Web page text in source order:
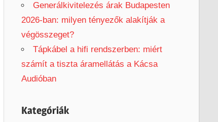
Generálkivitelezés árak Budapesten
2026-ban: milyen tényezők alakítják a
végösszeget?
Tápkábel a hifi rendszerben: miért
számít a tiszta áramellátás a Kácsa
Audióban
Kategóriák